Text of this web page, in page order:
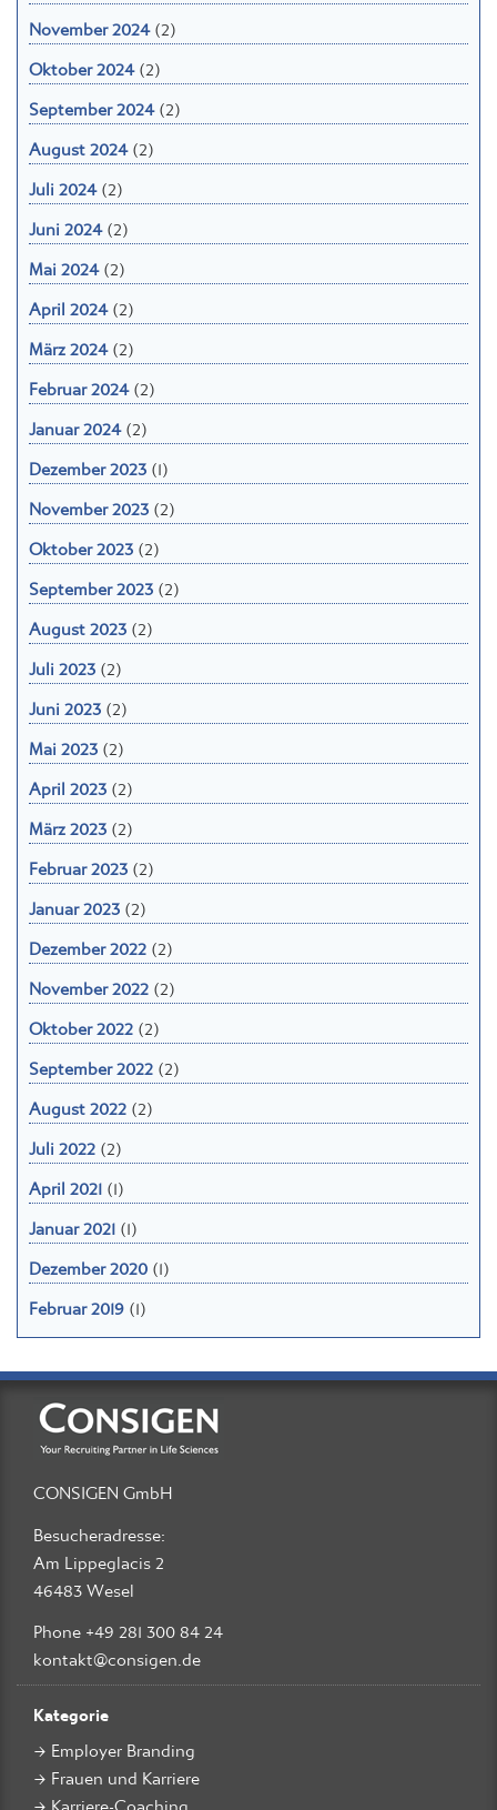
November 2024(2)
Oktober 2024(2)
September 2024(2)
August 2024(2)
Juli 2024(2)
Juni 2024(2)
Mai 2024(2)
April 2024(2)
März 2024(2)
Februar 2024(2)
Januar 2024(2)
Dezember 2023(1)
November 2023(2)
Oktober 2023(2)
September 2023(2)
August 2023(2)
Juli 2023(2)
Juni 2023(2)
Mai 2023(2)
April 2023(2)
März 2023(2)
Februar 2023(2)
Januar 2023(2)
Dezember 2022(2)
November 2022(2)
Oktober 2022(2)
September 2022(2)
August 2022(2)
Juli 2022(2)
April 2021(1)
Januar 2021(1)
Dezember 2020(1)
Februar 2019(1)
CONSIGEN GmbH
Besucheradresse:
Am Lippeglacis 2
46483 Wesel
Phone +49 281 300 84 24
kontakt@consigen.de
Kategorie
Employer Branding
Frauen und Karriere
Karriere-Coaching